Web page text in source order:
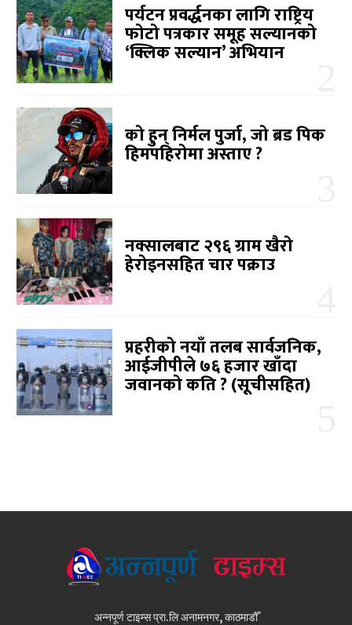
पर्यटन प्रवर्द्धनका लागि राष्ट्रिय
फोटो पत्रकार समूह सल्यानको
‘क्लिक सल्यान’ अभियान
को हुन् निर्मल पुर्जा, जो ब्रड पिक
हिमपहिरोमा अस्ताए ?
नक्सालबाट २९६ ग्राम खैरो
हेरोइनसहित चार पक्राउ
प्रहरीको नयाँ तलब सार्वजनिक,
आईजीपीले ७६ हजार खाँदा
जवानको कति ? (सूचीसहित)
अन्नपूर्ण टाइम्स प्रा.लि अनामनगर, काठमाडौँ